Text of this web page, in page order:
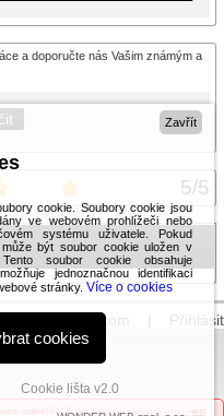
a doporučte nás Vašim známým a
5/5
www.wexbo.com Přihlásit
Zavřít
cookie. Soubory cookie jsou
ve webovém prohlížeči nebo
systému uživatele. Pokud
být soubor cookie uložen v
soubor cookie obsahuje
jednoznačnou identifikaci
stránky.Více o cookies
cookies
Cookie lišta v2.0
cookie lišty. Získejte novou zabezpečenou verzi